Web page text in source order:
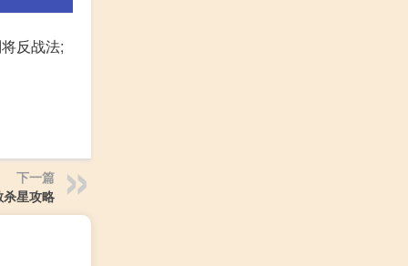
反战法;
下一篇
杀星攻略